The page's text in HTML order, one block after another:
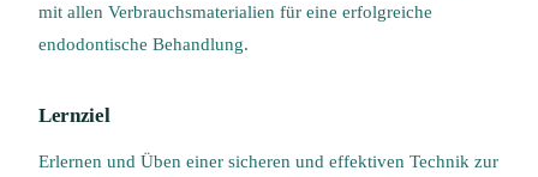
mit allen Verbrauchsmaterialien für eine erfolgreiche
endodontische Behandlung.
Lernziel
Erlernen und Üben einer sicheren und effektiven Technik zur